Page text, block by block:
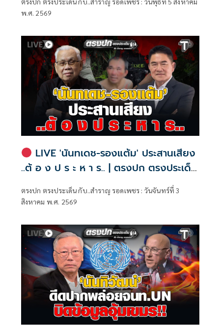
พ.ศ. 2569
LIVE 'นันทเดช-รองแต้ม' ประสานเสียง
..ต้ อ ง ป ร ะ ห า ร.. | ตรงปก ตรงประเด็น
ตรงปก ตรงประเด็น กับ..สำราญ รอดเพชร : วันจันทร์ที่ 3
สิงหาคม พ.ศ. 2569